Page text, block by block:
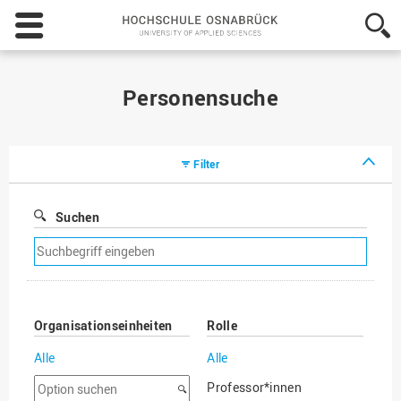
Hochschule
Osnabrück
-
Personensuche
Filter
Suchen
Suchfilter
entfernen
Organisationseinheiten
Alle
Option
Rolle
Alle
Professor*innen